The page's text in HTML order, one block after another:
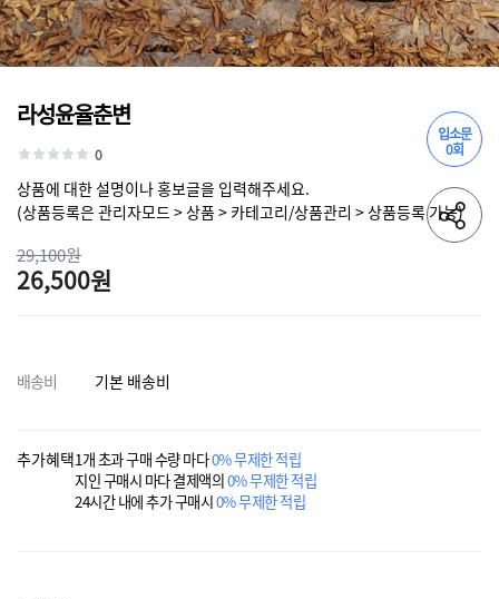
입소문
0회
라성윤율춘변
0
상품에 대한 설명이나 홍보글을 입력해주세요.
(상품등록은 관리자모드 > 상품 > 카테고리/상품관리 > 상품등록 가능)
29,100원
26,500원
배송비 기본 배송비
추가혜택1개 초과 구매 수량 마다0% 무제한 적립
지인 구매시 마다 결제액의0% 무제한 적립
24시간 내에 추가 구매시0% 무제한 적립